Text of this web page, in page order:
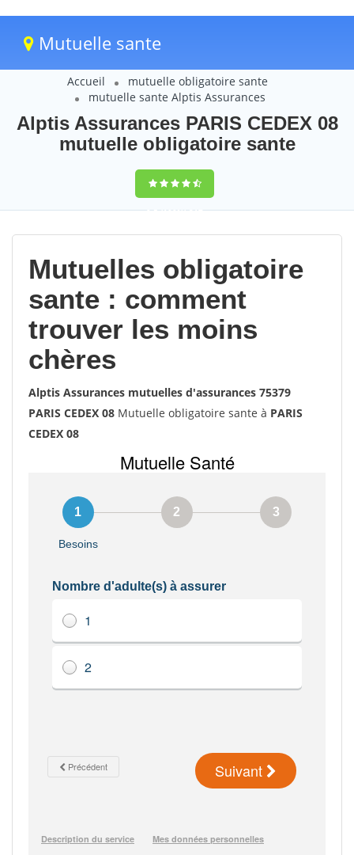
Mutuelle sante
Accueil
mutuelle obligatoire sante
mutuelle sante Alptis Assurances
Alptis Assurances PARIS CEDEX 08
mutuelle obligatoire sante
9,5(100%)217
Mutuelles obligatoire
sante : comment
trouver les moins
chères
Alptis Assurances mutuelles d'assurances 75379
PARIS CEDEX 08 Mutuelle obligatoire sante à PARIS
CEDEX 08